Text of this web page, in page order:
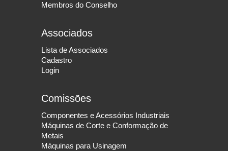
Membros do Conselho
Associados
Lista de Associados
Cadastro
Login
Comissões
Componentes e Acessórios Industriais
Máquinas de Corte e Conformação de
Metais
Máquinas para Usinagem